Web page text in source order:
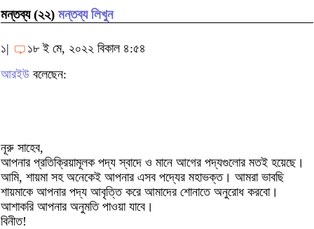
মন্তব্য (২২) মন্তব্য লিখুন
১|
১৮ ই মে, ২০২২ বিকাল ৪:৫৪
আরইউ বলেছেন:
নূরু সাহেব,
আপনার প্রতিক্রিয়ামূলক পদ্য স্বাদে ও মানে আগের পদ্যগুলোর মতই হয়েছে।
আমি, শায়মা সহ অনেকেই আপনার এসব পদ্যের মহাভক্ত। আমরা ভাবছি
শায়মাকে আপনার পদ্য আবৃত্তি করে আমাদের শোনাতে অনুরোধ করবো।
আশাকরি আপনার অনুমতি পাওয়া যাবে।
বিনীত!